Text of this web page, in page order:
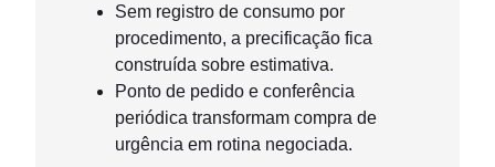
Sem registro de consumo por
procedimento, a precificação fica
construída sobre estimativa.
Ponto de pedido e conferência
periódica transformam compra de
urgência em rotina negociada.